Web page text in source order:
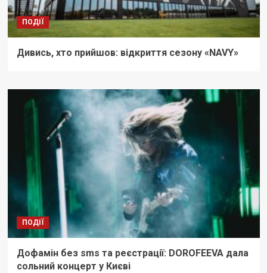
ПОДІЇ
Дивись, хто прийшов: відкриття сезону «NAVY»
ПОДІЇ
Дофамін без sms та реєстрації: DOROFEEVA дала
сольний концерт у Києві